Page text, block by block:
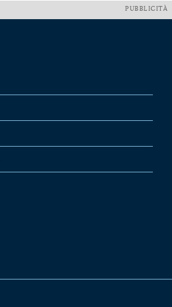
PUBBLICITÀ